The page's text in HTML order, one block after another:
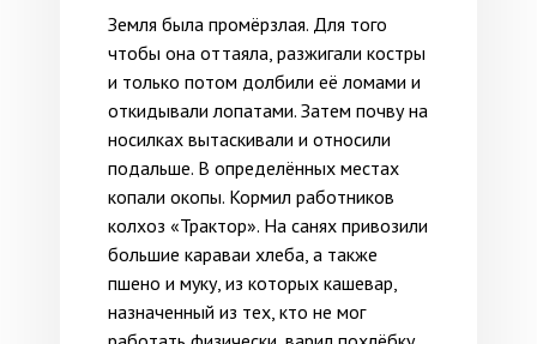
Земля была промёрзлая. Для того
чтобы она оттаяла, разжигали костры
и только потом долбили её ломами и
откидывали лопатами. Затем почву на
носилках вытаскивали и относили
подальше. В определённых местах
копали окопы. Кормил работников
колхоз «Трактор». На санях привозили
большие караваи хлеба, а также
пшено и муку, из которых кашевар,
назначенный из тех, кто не мог